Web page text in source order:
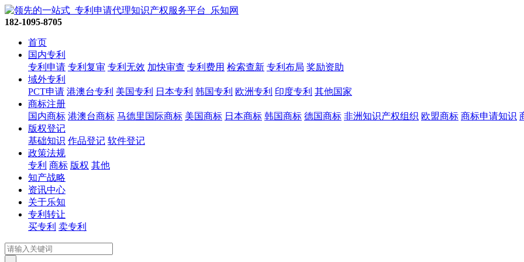
182-1095-8705
首页
国内专利
专利申请 专利复审 专利无效 加快审查 专利费用 检索查新 专利布局 奖励资助
域外专利
PCT申请 港澳台专利 美国专利 日本专利 韩国专利 欧洲专利 印度专利 其他国家
商标注册
国内商标 港澳台商标 马德里国际商标 美国商标 日本商标 韩国商标 德国商标 非洲知识产权组织 欧盟商标 商标申请知识
版权登记
基础知识 作品登记 软件登记
政策法规
专利 商标 版权 其他
知产战略
资讯中心
关于乐知
专利转让
买专利 卖专利